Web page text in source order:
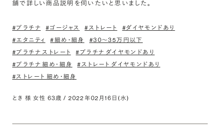
舗で詳しい商品説明を伺いたいと思いました。
#プラチナ #ゴージャス #ストレート
#ダイヤモンドあり
#エタニティ
#細め・細身
#30〜35万円以下
#プラチナ ストレート
#プラチナ ダイヤモンドあり
#プラチナ 細め・細身
#ストレート ダイヤモンドあり
#ストレート 細め・細身
とき 様 女性 63歳 / 2022年02月16日(水)